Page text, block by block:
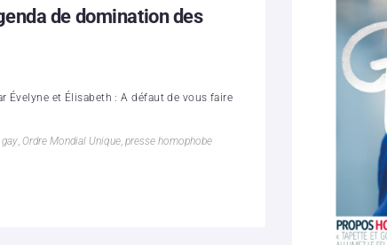
de domination des
Évelyne et Élisabeth : A défaut de vous faire
, Ordre Mondial Unique, presse homophobe